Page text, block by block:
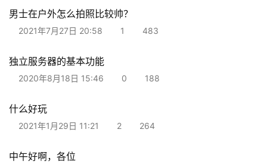
男士在户外怎么拍照比较帅？
2021年7月27日 20:58 1 483
独立服务器的基本功能
2020年8月18日 15:46 0 188
什么好玩
2021年1月29日 11:21 2 264
中午好啊，各位